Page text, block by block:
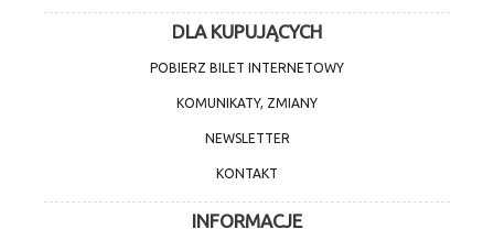
DLA KUPUJĄCYCH
POBIERZ BILET INTERNETOWY
KOMUNIKATY, ZMIANY
NEWSLETTER
KONTAKT
INFORMACJE